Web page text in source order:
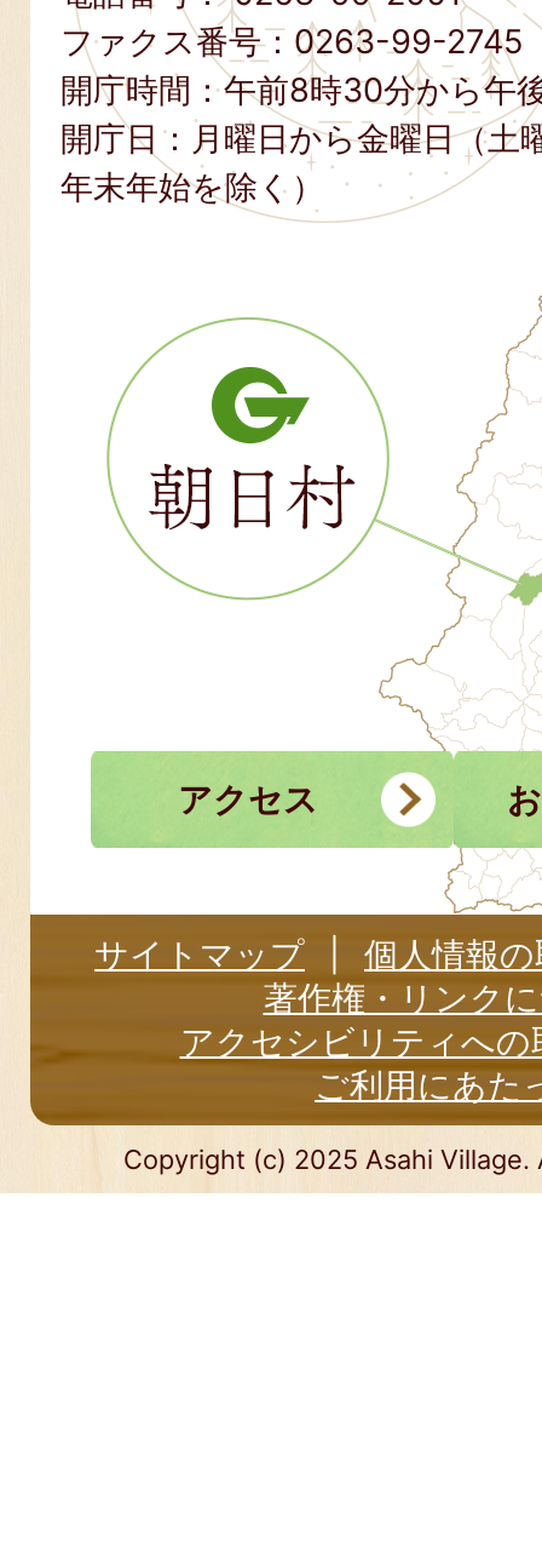
ファクス番号： 0263-99-2745
開庁時間：午前8時30分から午
開庁日：月曜日から金曜日（土
年末年始を除く）
アクセス
サイトマップ
個人情報
著作権・リンク
アクセシビリティへの
ご利用にあた
Copyright (c) 2025 Asahi Village.